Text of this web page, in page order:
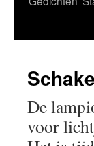
De
voor